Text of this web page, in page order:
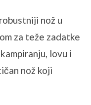
nož u
za teže zadatke
lovu i
nož koji